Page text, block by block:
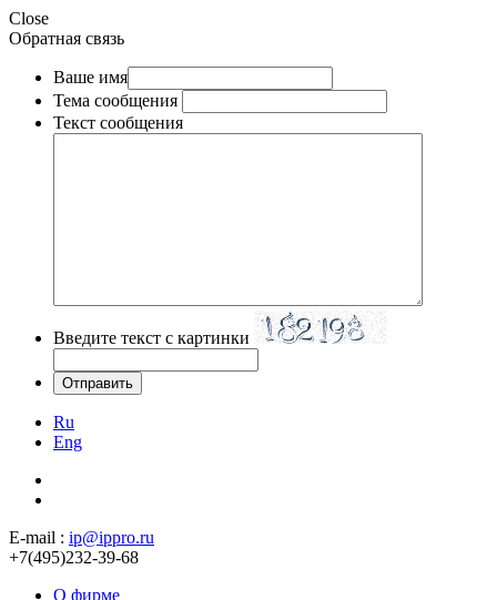
Close
Обратная связь
Ваше имя
Тема сообщения
Текст сообщения
Введите текст с картинки
Ru
Eng
E-mail : ip@ippro.ru
+7(495)232-39-68
О фирме